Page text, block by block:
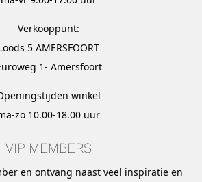
Verkooppunt:
5 AMERSFOORT
1- Amersfoort
winkel
zo 10.00-18.00 uur
VIP MEMBERS
en ontvang naast veel inspiratie en